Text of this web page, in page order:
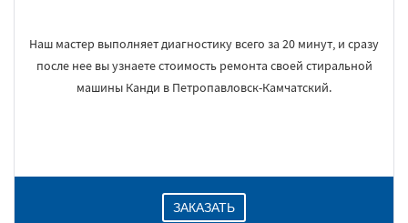
Наш мастер выполняет диагностику всего за 20 минут, и сразу
после нее вы узнаете стоимость ремонта своей стиральной
машины Канди в Петропавловск-Камчатский.
ЗАКАЗАТЬ